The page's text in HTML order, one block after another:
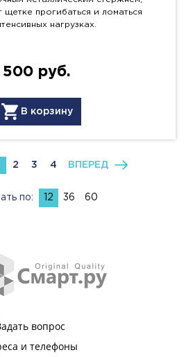
щетке прогибаться и ломаться
нагрузках.
500 руб.
В корзину
2 3 4 ВПЕРЕД
по: 12 36 60
вопрос
и телефоны